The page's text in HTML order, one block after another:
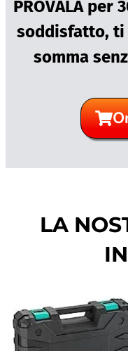
PROVALA per
soddisfatto,
somma
LA